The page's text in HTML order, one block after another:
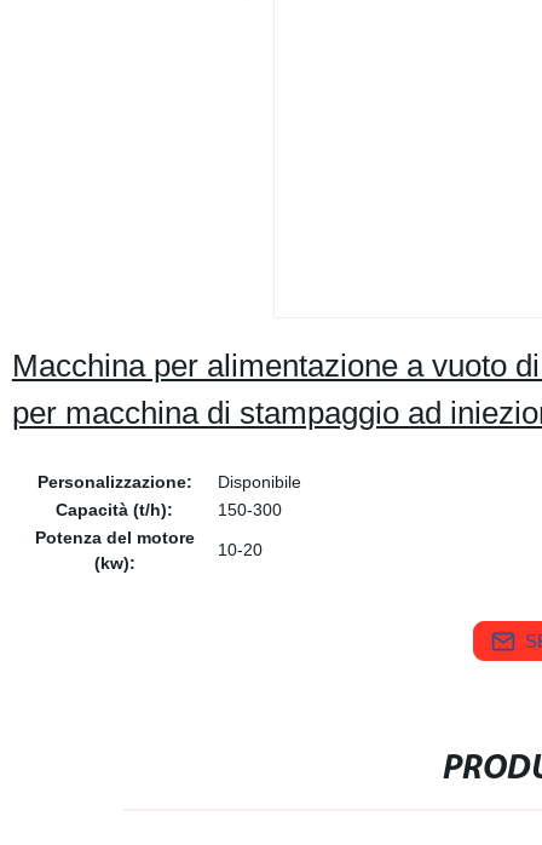
Macchina per alimentazione a vuoto
per macchina di stampaggio ad
Personalizzazione:
Disponibile
Capacità (t/h):
150-300
Potenza del motore
(kw):
10-20